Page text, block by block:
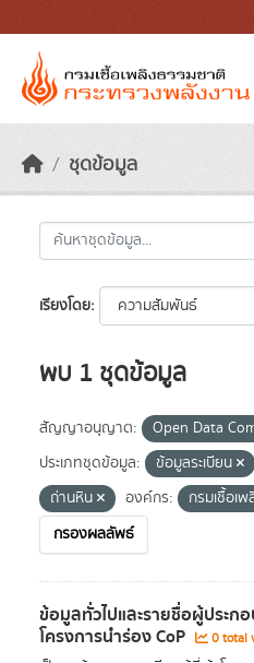
ชุดข้อมูล
เรียงโดย
พบ 1 ชุดข้อมูล
สัญญาอนุญาต: Open Data
ประเภทชุดข้อมูล:
ข้อมูลระเบียน
ถ่านหิน
องค์กร:
กรมเชื้อเ
กรองผลลัพธ์
ข้อมูลทั่วไปและรายชื่อผู้ประก
โครงการนำร่อง CoP 0 total